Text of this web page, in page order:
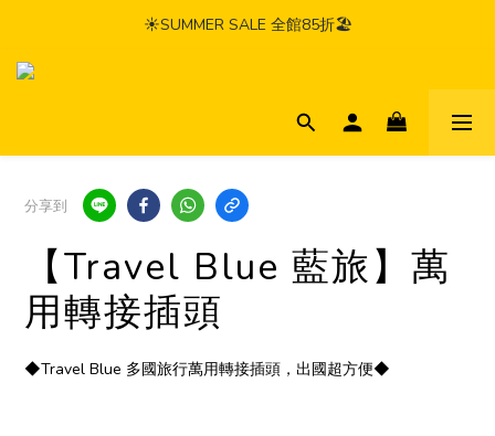
☀️SUMMER SALE 全館85折🏖️
分享到
【Travel Blue 藍旅】萬
用轉接插頭
◆Travel Blue 多國旅行萬用轉接插頭，出國超方便◆